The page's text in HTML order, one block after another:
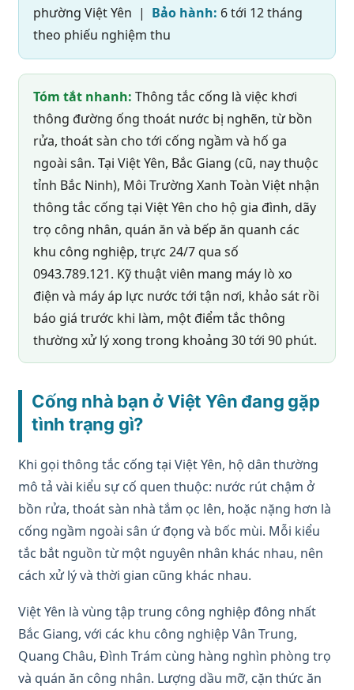
phường Việt Yên | Bảo hành: 6 tới 12 tháng
theo phiếu nghiệm thu
Tóm tắt nhanh: Thông tắc cống là việc khơi
thông đường ống thoát nước bị nghẽn, từ bồn
rửa, thoát sàn cho tới cống ngầm và hố ga
ngoài sân. Tại Việt Yên, Bắc Giang (cũ, nay thuộc
tỉnh Bắc Ninh), Môi Trường Xanh Toàn Việt nhận
thông tắc cống tại Việt Yên cho hộ gia đình, dãy
trọ công nhân, quán ăn và bếp ăn quanh các
khu công nghiệp, trực 24/7 qua số
0943.789.121. Kỹ thuật viên mang máy lò xo
điện và máy áp lực nước tới tận nơi, khảo sát rồi
báo giá trước khi làm, một điểm tắc thông
thường xử lý xong trong khoảng 30 tới 90 phút.
Cống nhà bạn ở Việt Yên đang gặp
tình trạng gì?
Khi gọi thông tắc cống tại Việt Yên, hộ dân thường
mô tả vài kiểu sự cố quen thuộc: nước rút chậm ở
bồn rửa, thoát sàn nhà tắm ọc lên, hoặc nặng hơn là
cống ngầm ngoài sân ứ đọng và bốc mùi. Mỗi kiểu
tắc bắt nguồn từ một nguyên nhân khác nhau, nên
cách xử lý và thời gian cũng khác nhau.
Việt Yên là vùng tập trung công nghiệp đông nhất
Bắc Giang, với các khu công nghiệp Vân Trung,
Quang Châu, Đình Trám cùng hàng nghìn phòng trọ
và quán ăn công nhân. Lượng dầu mỡ, cặn thức ăn